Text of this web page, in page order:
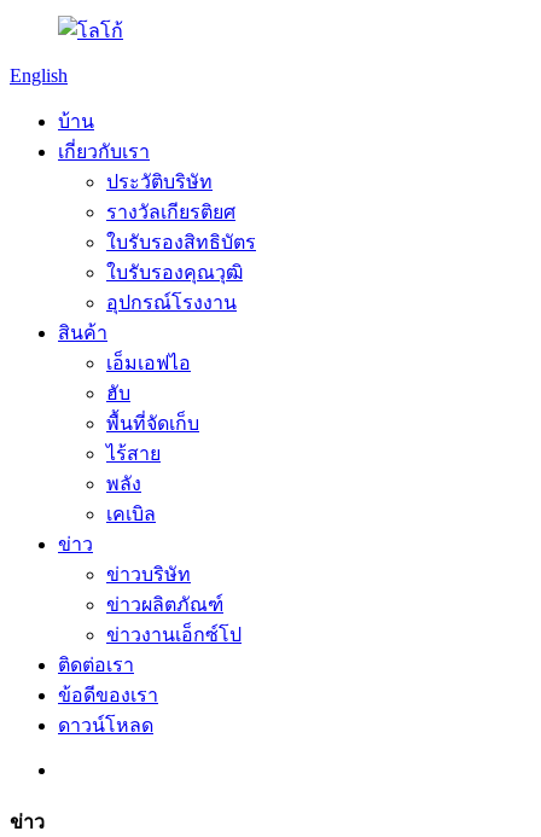
English
บ้าน
เกี่ยวกับเรา
ประวัติบริษัท
รางวัลเกียรติยศ
ใบรับรองสิทธิบัตร
ใบรับรองคุณวุฒิ
อุปกรณ์โรงงาน
สินค้า
เอ็มเอฟไอ
ฮับ
พื้นที่จัดเก็บ
ไร้สาย
พลัง
เคเบิล
ข่าว
ข่าวบริษัท
ข่าวผลิตภัณฑ์
ข่าวงานเอ็กซ์โป
ติดต่อเรา
ข้อดีของเรา
ดาวน์โหลด
ข่าว